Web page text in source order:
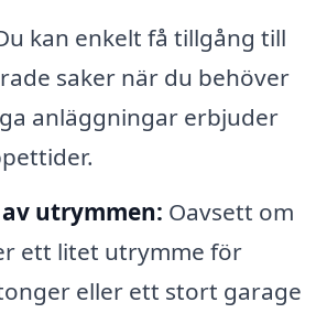
kan enkelt få tillgång till
saker när du behöver
anläggningar erbjuder
utrymmen: Oavsett om
ett litet utrymme för
eller ett stort garage